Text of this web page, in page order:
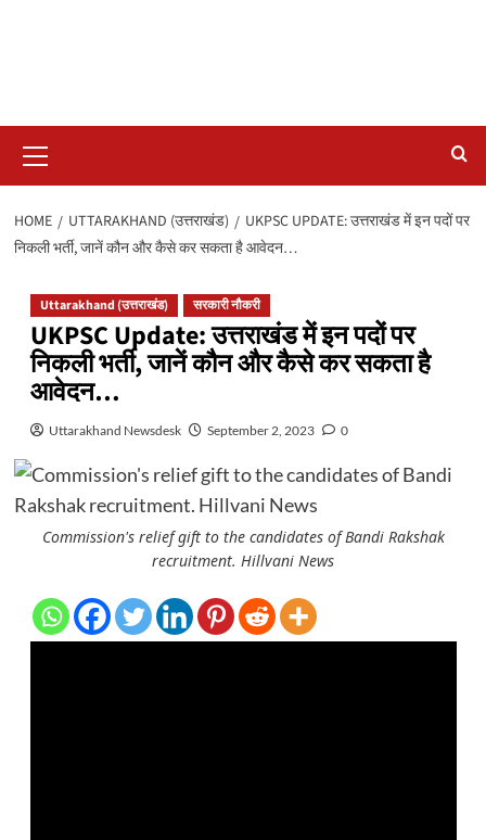
Menu
HOME UTTARAKHAND (उत्तराखंड)
UKPSC UPDATE: उत्तराखंड में इन पदों पर
निकली भर्ती, जानें कौन और कैसे कर सकता है आवेदन…
Uttarakhand (उत्तराखंड) सरकारी नौकरी
UKPSC Update: उत्तराखंड में इन पदों पर
निकली भर्ती, जानें कौन और कैसे कर सकता है
आवेदन…
Uttarakhand Newsdesk September 2, 2023 0
Commission's relief gift to the candidates of Bandi Rakshak
recruitment. Hillvani News